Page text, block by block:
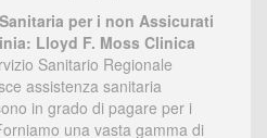
per i non Assicurati
Lloyd F. Moss Clinica
Sanitario Regionale
assistenza sanitaria
in grado di pagare per i
una vasta gamma di